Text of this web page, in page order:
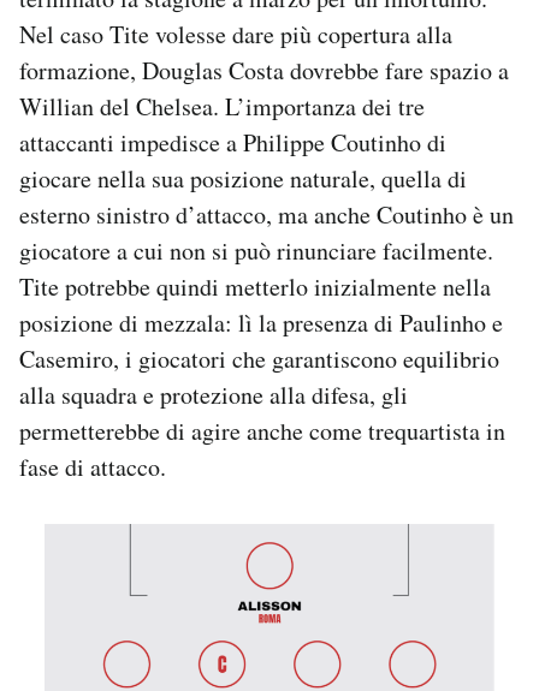
Nel caso Tite volesse dare più copertura alla
formazione, Douglas Costa dovrebbe fare spazio a
Willian del Chelsea. L’importanza dei tre
attaccanti impedisce a Philippe Coutinho di
giocare nella sua posizione naturale, quella di
esterno sinistro d’attacco, ma anche Coutinho è un
giocatore a cui non si può rinunciare facilmente.
Tite potrebbe quindi metterlo inizialmente nella
posizione di mezzala: lì la presenza di Paulinho e
Casemiro, i giocatori che garantiscono equilibrio
alla squadra e protezione alla difesa, gli
permetterebbe di agire anche come trequartista in
fase di attacco.